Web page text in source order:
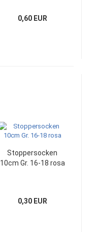
0,60 EUR
Stoppersocken
10cm Gr. 16-18 rosa
0,30 EUR